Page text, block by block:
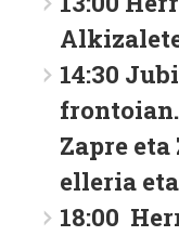
14:30
Zapre
elleria
18:00